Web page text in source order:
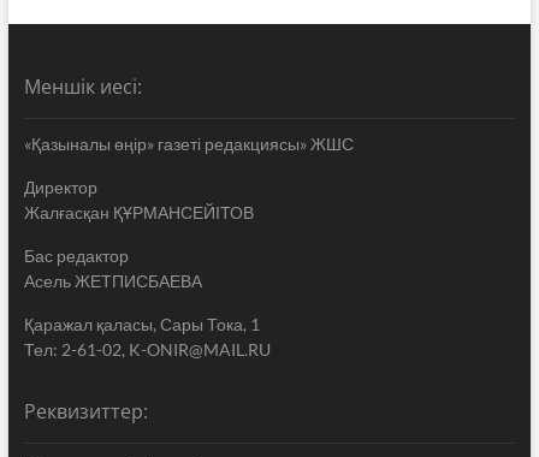
Меншік иесі:
«Қазыналы өңір» газеті редакциясы» ЖШС
Директор
Жалғасқан ҚҰРМАНСЕЙІТОВ
Бас редактор
Асель ЖЕТПИСБАЕВА
Қаражал қаласы, Сары Тока, 1
Тел: 2-61-02, K-ONIR@MAIL.RU
Реквизиттер: